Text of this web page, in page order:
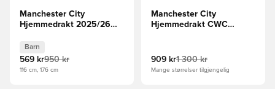
Manchester City
Hjemmedrakt 2025/26
Barn
569 kr950 kr
116 cm, 176 cm
Manchester City
Hjemmedrakt CWC
909 kr1 300 kr
Mange størrelser tilgjengelig